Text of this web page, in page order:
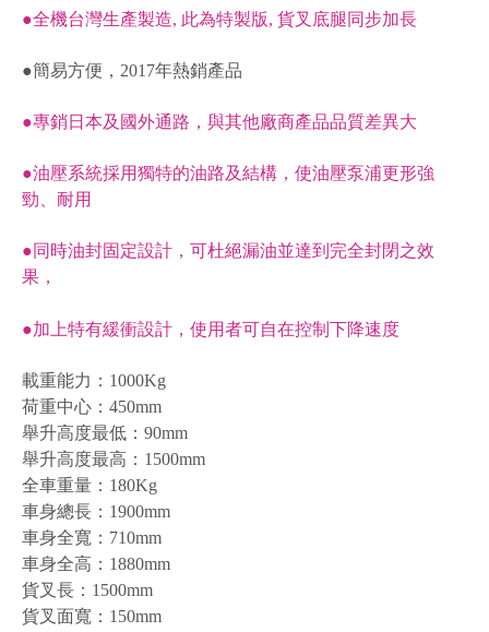
●全機台灣生產製造, 此為特製版, 貨叉底腿同步加長
●簡易方便，2017年熱銷產品
●專銷日本及國外通路，與其他廠商產品品質差異大
●油壓系統採用獨特的油路及結構，使油壓泵浦更形強
勁、耐用
●同時油封固定設計，可杜絕漏油並達到完全封閉之效
果，
●加上特有緩衝設計，使用者可自在控制下降速度
載重能力： 1000Kg
荷重中心： 450mm
舉升高度最低： 90mm
舉升高度最高： 1500mm
全車重量： 180Kg
車身總長： 1900mm
車身全寬： 710mm
車身全高： 1880mm
貨叉長：1500mm
貨叉面寬： 150mm